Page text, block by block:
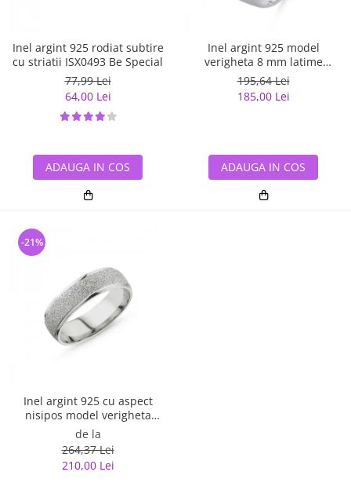
Inel argint 925 rodiat subtire
cu striatii ISX0493 Be Special
77,99 Lei
64,00 Lei
ADAUGA IN COS
Inel argint 925 model
verigheta 8 mm latime
ITU0070
195,64 Lei
185,00 Lei
ADAUGA IN COS
Inel argint 925 cu aspect
nisipos model verigheta
ITU0079
de la
264,37 Lei
210,00 Lei
-21%